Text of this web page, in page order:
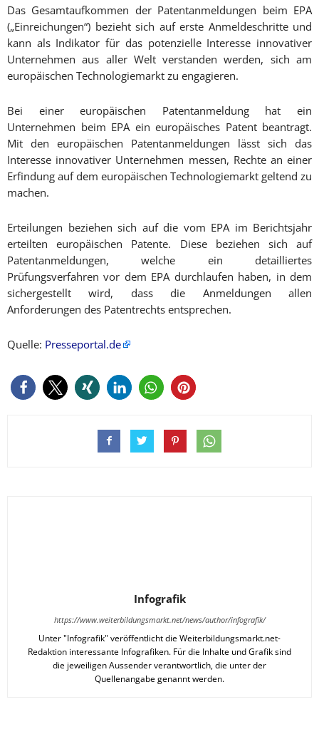
Das Gesamtaufkommen der Patentanmeldungen beim EPA
(„Einreichungen“) bezieht sich auf erste Anmeldeschritte und
kann als Indikator für das potenzielle Interesse innovativer
Unternehmen aus aller Welt verstanden werden, sich am
europäischen Technologiemarkt zu engagieren.
Bei einer europäischen Patentanmeldung hat ein
Unternehmen beim EPA ein europäisches Patent beantragt.
Mit den europäischen Patentanmeldungen lässt sich das
Interesse innovativer Unternehmen messen, Rechte an einer
Erfindung auf dem europäischen Technologiemarkt geltend zu
machen.
Erteilungen beziehen sich auf die vom EPA im Berichtsjahr
erteilten europäischen Patente. Diese beziehen sich auf
Patentanmeldungen, welche ein detailliertes
Prüfungsverfahren vor dem EPA durchlaufen haben, in dem
sichergestellt wird, dass die Anmeldungen allen
Anforderungen des Patentrechts entsprechen.
Quelle: Presseportal.de
Infografik
https://www.weiterbildungsmarkt.net/news/author/infografik/
Unter "Infografik" veröffentlicht die Weiterbildungsmarkt.net-
Redaktion interessante Infografiken. Für die Inhalte und Grafik sind
die jeweiligen Aussender verantwortlich, die unter der
Quellenangabe genannt werden.